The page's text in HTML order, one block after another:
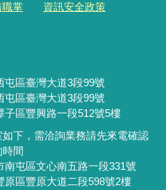
掌 資訊安全政策
屯區臺灣大道3段99號
屯區臺灣大道3段99號
子區豐興路一段512號5樓
下，需洽詢業務請先來電確認
時間
屯區文心南五路一段331號
原區豐原大道二段598號2樓